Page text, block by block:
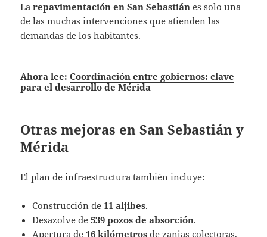
Larepavimentación en San Sebastián es solo una
de las muchas intervenciones que atienden las
demandas de los habitantes.
Ahora lee:Coordinación entre gobiernos: clave
para el desarrollo de Mérida
Otras mejoras en San Sebastián y
Mérida
El plan de infraestructura también incluye:
Construcción de11 aljibes.
Desazolve de539 pozos de absorción.
Apertura de16 kilómetros de zanjas colectoras,